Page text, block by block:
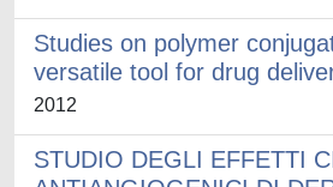
Studies on polymer
versatile tool for drug
2012
STUDIO DEGLI EFFETTI